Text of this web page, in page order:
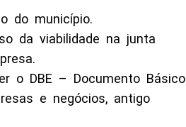
do município.
da viabilidade na junta
o DBE – Documento Básico
e negócios, antigo